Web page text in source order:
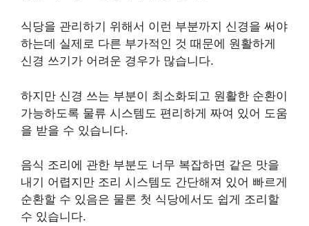
식당을 관리하기 위해서 이런 부분까지 신경을 써야
하는데 실제로 다른 부가적인 것 때문에 원활하게
신경 쓰기가 어려운 경우가 많습니다.
하지만 신경 쓰는 부분이 최소화되고 원활한 순환이
가능하도록 물류 시스템도 편리하게 짜여 있어 도움
을 받을 수 있습니다.
음식 조리에 관한 부분도 너무 복잡하면 같은 맛을
내기 어렵지만 조리 시스템도 간단해져 있어 빠르게
순환할 수 있음은 물론 첫 식당에서도 쉽게 조리할
수 있습니다.